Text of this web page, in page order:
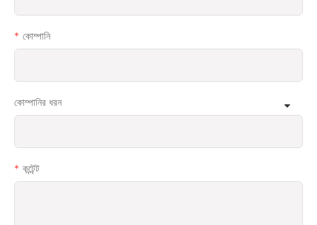
কোম্পানি
কোম্পানির ধরন
কন্টেন্ট